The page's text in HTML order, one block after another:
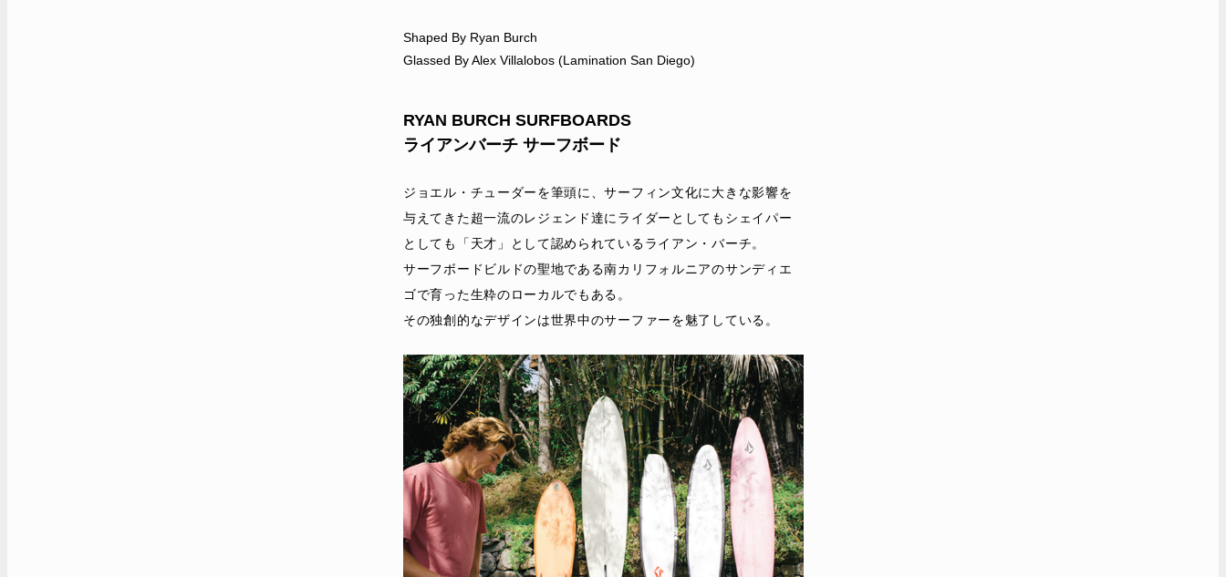
Shaped By Ryan Burch
Glassed By Alex Villalobos (Lamination San Diego)
RYAN BURCH SURFBOARDS
ライアンバーチ サーフボード
ジョエル・チューダーを筆頭に、サーフィン文化に大きな影響を
与えてきた超一流のレジェンド達にライダーとしてもシェイパー
としても「天才」として認められているライアン・バーチ。
サーフボードビルドの聖地である南カリフォルニアのサンディエ
ゴで育った生粋のローカルでもある。
その独創的なデザインは世界中のサーファーを魅了している。